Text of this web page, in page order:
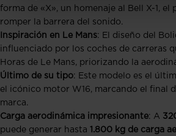
forma de «X», un homenaje al Bell X-1, el
romper la barrera del sonido.
Inspiración en Le Mans: El diseño del
influenciado por los coches de carreras
Horas de Le Mans, priorizando la
Último de su tipo: Este modelo es el
el icónico motor W16, marcando el final
marca.
Carga aerodinámica impresionante: A
puede generar hasta 1.800 kg de carga